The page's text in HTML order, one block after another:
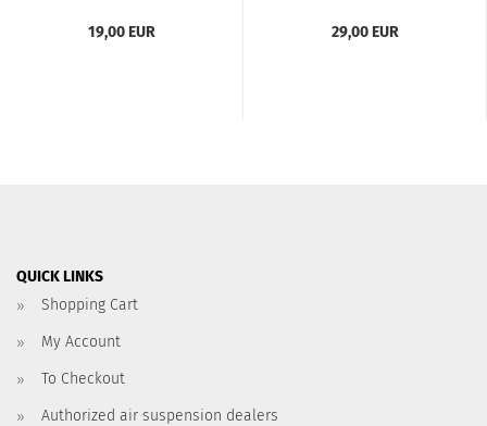
19,00 EUR
29,00 EUR
QUICK LINKS
Shopping Cart
My Account
To Checkout
Authorized air suspension dealers